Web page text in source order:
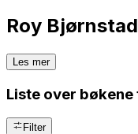
Roy Bjørnstad
Les mer
Liste over
Filter